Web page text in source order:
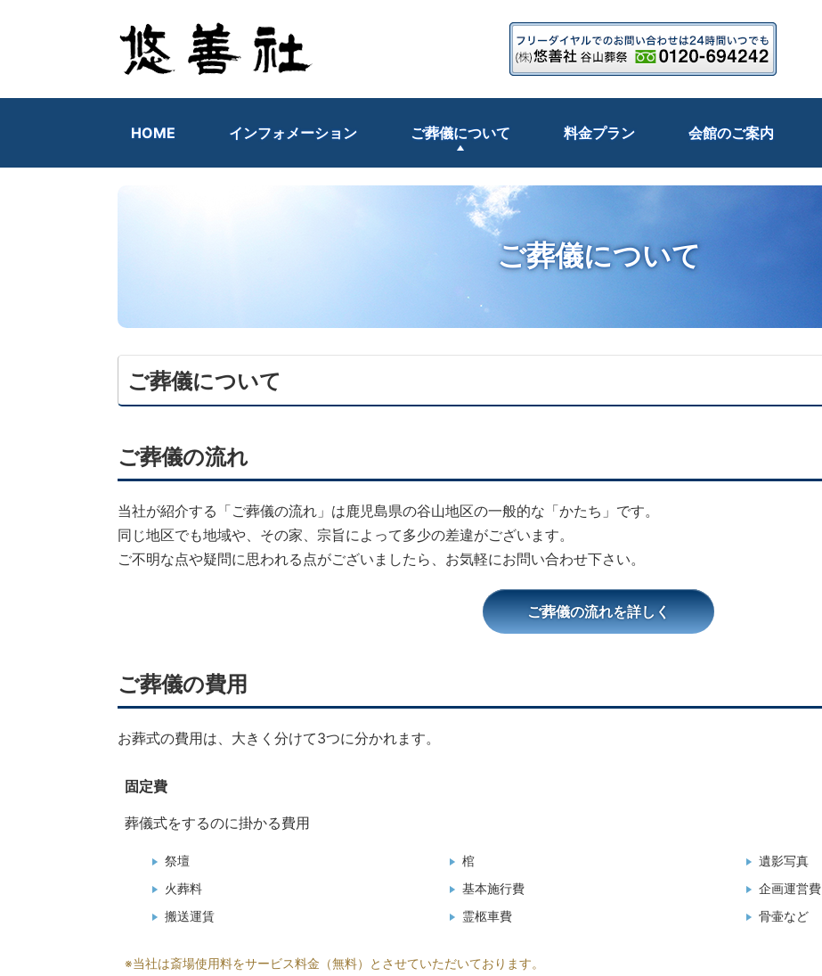
HOME インフォメーション ご葬儀について 料金プラン 会館のご案内
ご葬儀について
ご葬儀について
ご葬儀の流れ
当社が紹介する「ご葬儀の流れ」は鹿児島県の谷山地区の一般的な「かたち」です。
同じ地区でも地域や、その家、宗旨によって多少の差違がございます。
ご不明な点や疑問に思われる点がございましたら、お気軽にお問い合わせ下さい。
ご葬儀の流れを詳しく
ご葬儀の費用
お葬式の費用は、大きく分けて3つに分かれます。
固定費
葬儀式をするのに掛かる費用
祭壇 棺
遺影写真
火葬料
基本施行費
企画運営費
搬送運賃
霊柩車費 骨壷など
※当社は斎場使用料をサービス料金（無料）とさせていただいております。